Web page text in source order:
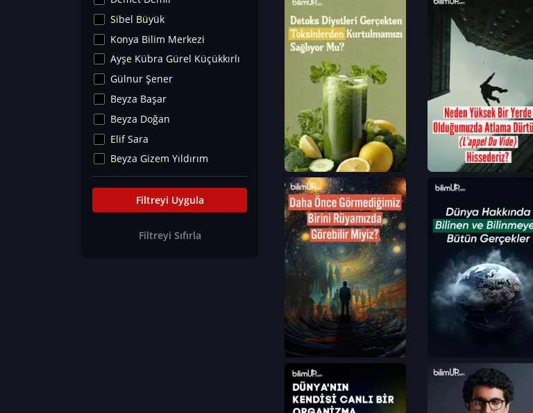
Noroloji
Matematik
Teknoloji
İklim Değişikliği
Arkeoloji
Kültür&Sanat
Yaşam Tavsiyeleri
Merakoloji
Eğitim Bilimleri
Sibel Büyük
Konya Bilim Merkezi
Ayşe Kübra Gürel Küçükkırlı
Gülnur Şener
Beyza Başar
Beyza Doğan
Elif Sara
Beyza Gizem Yıldırım
İlknur İyigökler
Büşra Elif Kıvrak
Can TORUN
Filtreyi Uygula
Filtreyi Sıfırla